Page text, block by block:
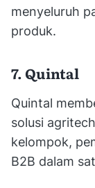
menyeluruh
produk.
7. Quintal
Quintal
solusi
kelompok,
B2B dalam